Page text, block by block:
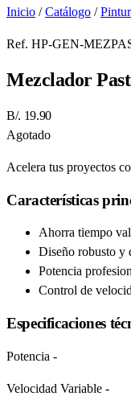
Inicio /Catálogo /
Ref. HP-GEN-
Mezclador
B/. 19.90
Agotado
Acelera tus proyectos
Características
Ahorra tiempo
Diseño robusto y
Potencia
Control de
Especificaciones
Potencia -
Velocidad Variable -